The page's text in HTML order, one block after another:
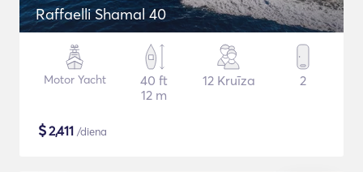
Raffaelli Shamal 40
Motor Yacht
40 ft
12 m
12 Kruīza 2
$2,411 /diena